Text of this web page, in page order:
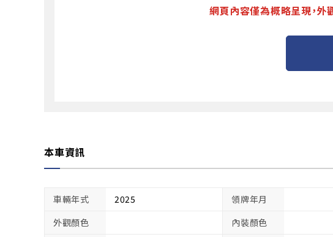
網頁內容僅為概略呈現，外
本車資訊
車輛年式 2025
領牌年月
外觀顏色
內裝顏色